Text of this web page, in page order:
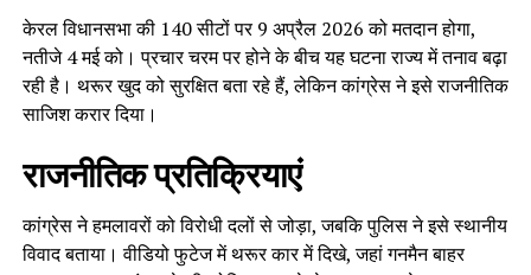
केरल विधानसभा की 140 सीटों पर 9 अप्रैल 2026 को मतदान होगा,
नतीजे 4 मई को। प्रचार चरम पर होने के बीच यह घटना राज्य में तनाव बढ़ा
रही है। थरूर खुद को सुरक्षित बता रहे हैं, लेकिन कांग्रेस ने इसे राजनीतिक
साजिश करार दिया।
राजनीतिक प्रतिक्रियाएं
कांग्रेस ने हमलावरों को विरोधी दलों से जोड़ा, जबकि पुलिस ने इसे स्थानीय
विवाद बताया। वीडियो फुटेज में थरूर कार में दिखे, जहां गनमैन बाहर